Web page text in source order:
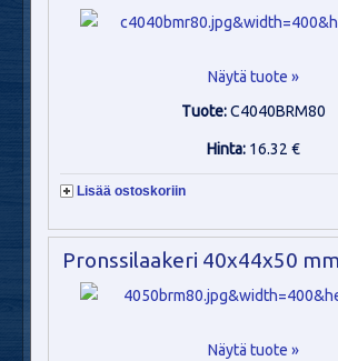
Näytä tuote »
Tuote:C4040BRM80
Hinta: 16.32 €
Lisää ostoskoriin
Pronssilaakeri 40x44x50
Näytä tuote »